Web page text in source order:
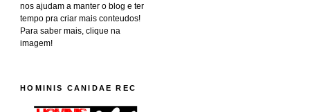
nos ajudam a manter o blog e ter
tempo pra criar mais conteudos!
Para saber mais, clique na
imagem!
HOMINIS CANIDAE REC